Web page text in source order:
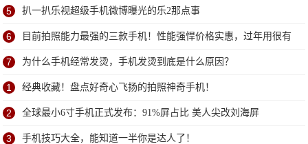
5 扒一扒乐视超级手机微博曝光的乐2那点事
6 目前拍照能力最强的三款手机！性能强悍价格实惠，过年用很有
面子
7 为什么手机经常发烫，手机发烫到底是什么原因？
1 经典收藏！盘点好奇心飞扬的拍照神奇手机！
2 全球最小6寸手机正式发布：91%屏占比 美人尖改刘海屏
3 手机技巧大全，能知道一半你是达人了！